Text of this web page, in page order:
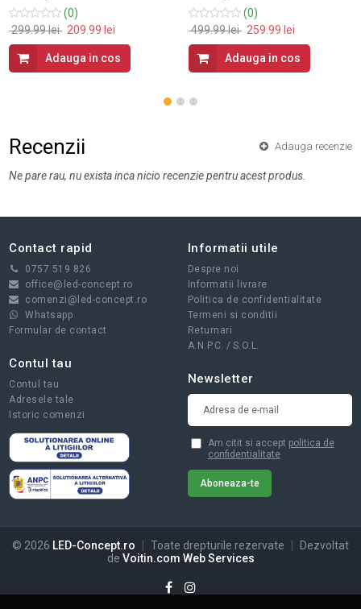
(0)
299.99 lei 209.99 lei
Adauga in cos
(0)
499.99 lei 259.99 lei
Adauga in cos
Recenzii Adauga recenzie
Ne pare rau, nu exista inca nicio recenzie pentru acest produs.
Contact rapid
0757 519 826
office@led-concept.ro
comenzi@led-concept.ro
Whatsapp
Formular de contact
Informatii utile
Despre noi
Informatii livrare
Politica de confidentialitate
Termeni si conditii
Returnari
A.N.P.C. / S.O.L.
Contul tau
Contul tau
Adresele tale
Istoric comenzi
Newsletter
Am citit si accept politica de
confidentialitate
© 2026 LED-Concept.ro | Toate drepturile rezervate |
Dezvoltat
de Voitin.com Web Services